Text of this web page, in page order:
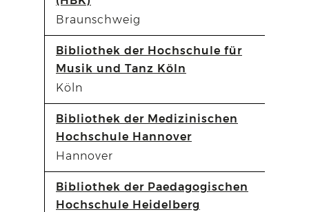
Braunschweig
Bibliothek der Hochschule für
Musik und Tanz Köln
Köln
Bibliothek der Medizinischen
Hochschule Hannover
Hannover
Bibliothek der Paedagogischen
Hochschule Heidelberg